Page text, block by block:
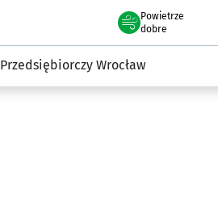
Powietrze
we Wrocławiu
dobre
Przedsiębiorczy Wrocław